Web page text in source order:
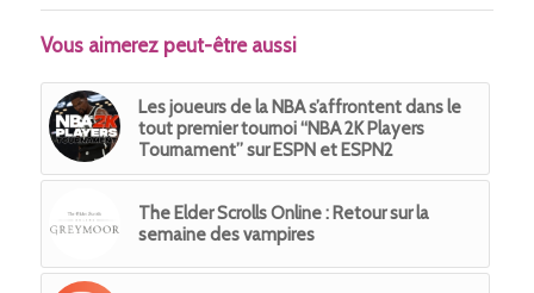
Vous aimerez peut-être aussi
Les joueurs de la NBA s’affrontent dans le
tout premier tournoi “NBA 2K Players
Tournament” sur ESPN et ESPN2
The Elder Scrolls Online : Retour sur la
semaine des vampires